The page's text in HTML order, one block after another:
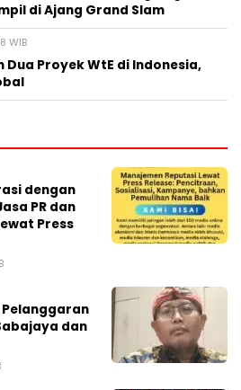
di Ajang Grand Slam
WIB
Dua Proyek WtE di Indonesia,
dengan
PR dan
Press
Pelanggaran
dan